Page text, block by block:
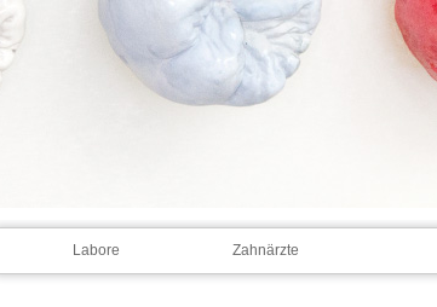
Labore Zahnärzte